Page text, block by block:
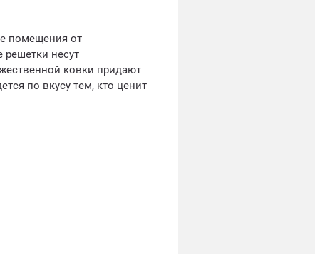
помещения от
несут
ковки придают
по вкусу тем, кто ценит